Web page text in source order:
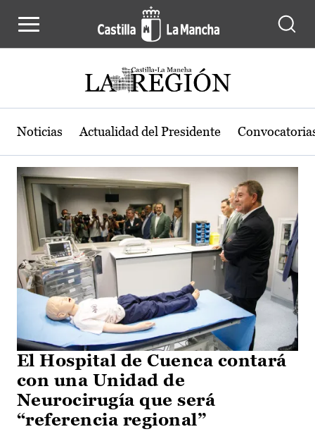
Actualidad de la región de Castilla-
Noticias Actualidad del Presidente
El Hospital de Cuenca contará
con una Unidad de
Neurocirugía que será
“referencia regional”